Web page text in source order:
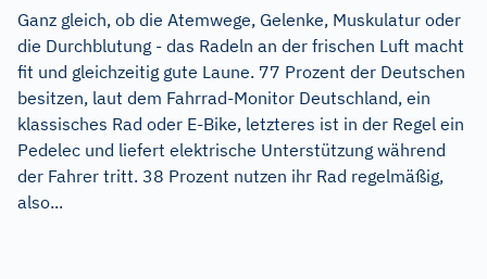
Ganz gleich, ob die Atemwege, Gelenke, Muskulatur oder
die Durchblutung - das Radeln an der frischen Luft macht
fit und gleichzeitig gute Laune. 77 Prozent der Deutschen
besitzen, laut dem Fahrrad-Monitor Deutschland, ein
klassisches Rad oder E-Bike, letzteres ist in der Regel ein
Pedelec und liefert elektrische Unterstützung während
der Fahrer tritt. 38 Prozent nutzen ihr Rad regelmäßig,
also...